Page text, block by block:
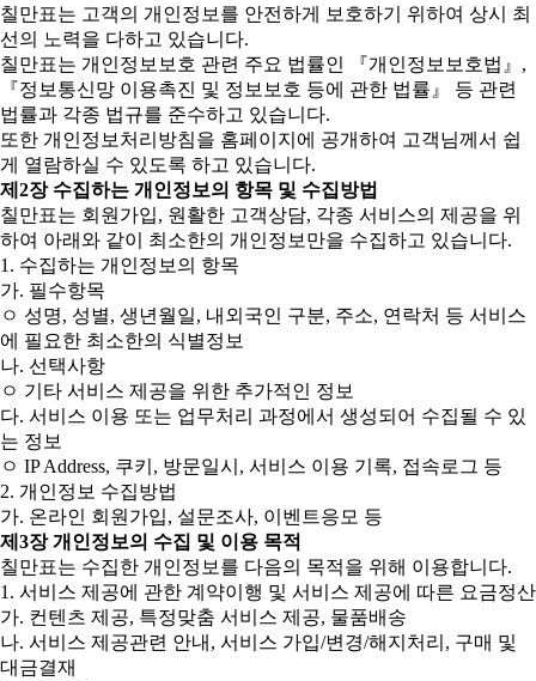
칠만표는 고객의 개인정보를 안전하게 보호하기 위하여 상시 최
선의 노력을 다하고 있습니다.
칠만표는 개인정보보호 관련 주요 법률인 『개인정보보호법』,
『정보통신망 이용촉진 및 정보보호 등에 관한 법률』 등 관련
법률과 각종 법규를 준수하고 있습니다.
또한 개인정보처리방침을 홈페이지에 공개하여 고객님께서 쉽
게 열람하실 수 있도록 하고 있습니다.
제2장 수집하는 개인정보의 항목 및 수집방법
칠만표는 회원가입, 원활한 고객상담, 각종 서비스의 제공을 위
하여 아래와 같이 최소한의 개인정보만을 수집하고 있습니다.
1. 수집하는 개인정보의 항목
가. 필수항목
ㅇ 성명, 성별, 생년월일, 내외국인 구분, 주소, 연락처 등 서비스
에 필요한 최소한의 식별정보
나. 선택사항
ㅇ 기타 서비스 제공을 위한 추가적인 정보
다. 서비스 이용 또는 업무처리 과정에서 생성되어 수집될 수 있
는 정보
ㅇ IP Address, 쿠키, 방문일시, 서비스 이용 기록, 접속로그 등
2. 개인정보 수집방법
가. 온라인 회원가입, 설문조사, 이벤트응모 등
제3장 개인정보의 수집 및 이용 목적
칠만표는 수집한 개인정보를 다음의 목적을 위해 이용합니다.
1. 서비스 제공에 관한 계약이행 및 서비스 제공에 따른 요금정산
가. 컨텐츠 제공, 특정맞춤 서비스 제공, 물품배송
나. 서비스 제공관련 안내, 서비스 가입/변경/해지처리, 구매 및
대금결재